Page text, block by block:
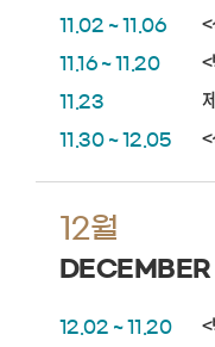
11.02 ~ 11.06
11.16 ~ 11.20
11.23
11.30 ~ 12.05
12월
DECEMBER
12.02 ~ 11.20